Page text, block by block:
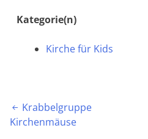
Kategorie(n)
Kirche für Kids
Beitragsnavigation
 Krabbelgruppe
Kirchenmäuse